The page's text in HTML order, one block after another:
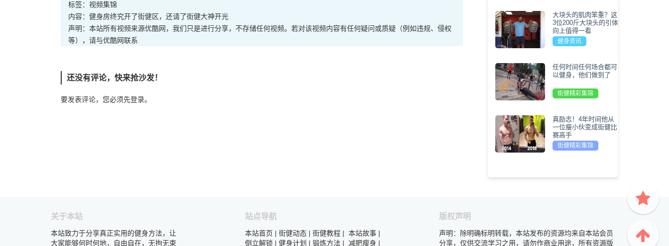
标签： 视频集锦
内容：健身房终究开了街健区，还请了街健大神开光
声明：本站所有视频来源优酷网，我们只是进行分享，不存储任何视频。若对该视频内容有任何疑问或质疑（例如违规、侵权
等），请与优酷网联系
还没有评论，快来抢沙发！
要发表评论，您必须先登录。
大块头的肌肉笨重？这
3位200斤大块头的引体
向上值得一看
健身资讯
任何时间任何场合都可
以健身，他们做到了
街健精彩集锦
真励志！4年时间他从
一位瘦小伙变成街健比
赛高手
街健精彩集锦
关于本站
本站致力于分享真正实用的健身方法，让
大家能够何时何地，自由自在，无拘无束
站点导航
本站首页 | 街健动态 | 街健教程 | 本站故事 |
倒立解锁 | 健身计划 | 锻炼方法 | 减肥瘦身 |
版权声明
声明：除明确标明转载，本站发布的资源均来自本站会员
分享，仅供交流学习之用，请勿作商业用途，所有资源版